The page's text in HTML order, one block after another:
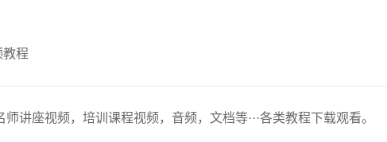
教程
讲座视频，培训课程视频，音频，文档等···各类教程下载观看。